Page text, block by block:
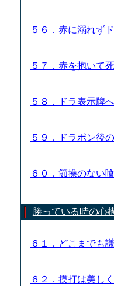
５６．赤に溺れず
５７．赤を抱いて
５８．ドラ表示牌
５９．ドラポン後
６０．節操のない
勝っている時の心
６１．どこまでも
６２．摸打は美し